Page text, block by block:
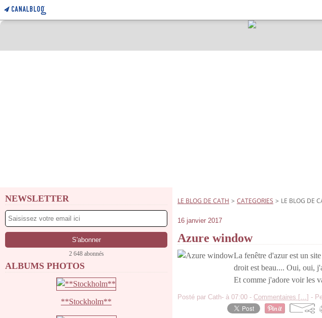
NEWSLETTER
2 648 abonnés
ALBUMS PHOTOS
**Stockholm**
LE BLOG DE CATH > CATEGORIES > LE BLOG DE
16 janvier 2017
Azure window
La fenêtre d'azur est un
droit est beau.... Oui, oui,
Et comme j'adore voir les
Posté par Cath- à 07:00 - Commentaires […] -